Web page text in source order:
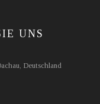
UNS
Deutschland